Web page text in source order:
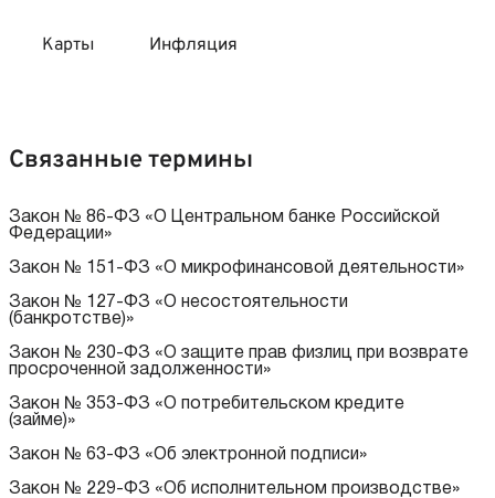
на месяц
вклады
вклады
Карты
120 дней без процентов
с 18 лет
с доставкой на дом
с моментальным решением
без посещения банка
Инфляция
список продуктов с динамикой цен
Связанные термины
Закон № 86-ФЗ «О Центральном банке Российской
Федерации»
Закон № 151-ФЗ «О микрофинансовой деятельности»
Закон № 127-ФЗ «О несостоятельности
(банкротстве)»
Закон № 230-ФЗ «О защите прав физлиц при возврате
просроченной задолженности»
Закон № 353-ФЗ «О потребительском кредите
(займе)»
Закон № 63-ФЗ «Об электронной подписи»
Закон № 229-ФЗ «Об исполнительном производстве»